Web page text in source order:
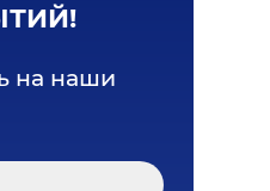
на наши